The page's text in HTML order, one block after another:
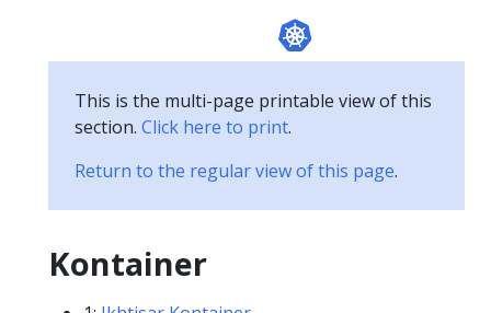
This is the multi-page printable view of this
section. Click here to print.
Return to the regular view of this page.
Kontainer